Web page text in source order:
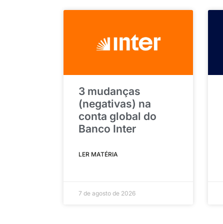
3 mudanças
(negativas) na
conta global do
Banco Inter
LER MATÉRIA
7 de agosto de 2026